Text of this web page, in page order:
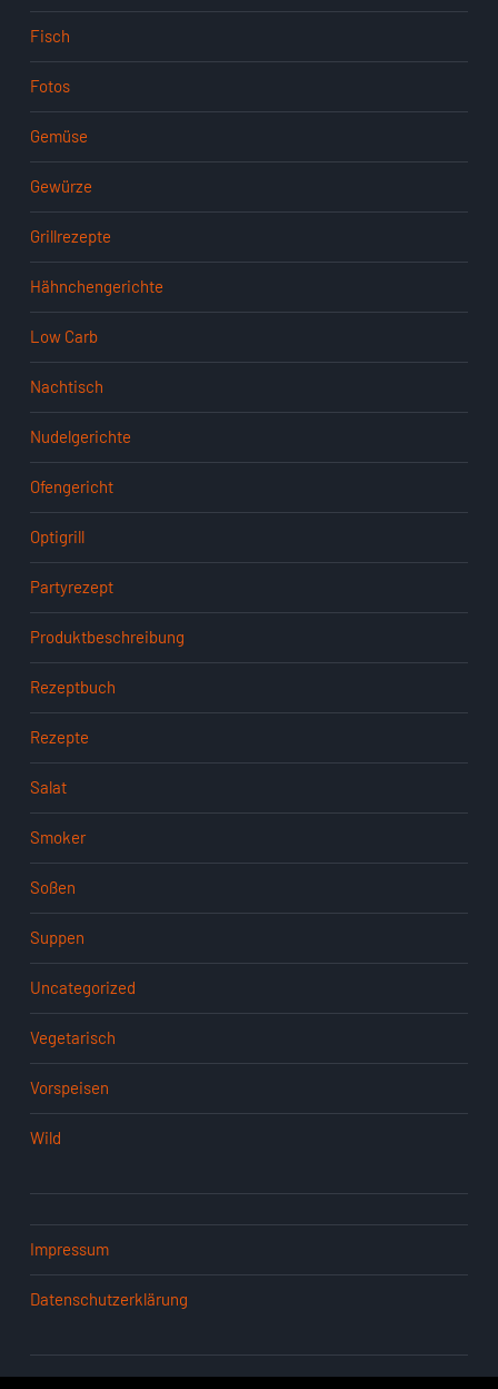
Fisch
Fotos
Gemüse
Gewürze
Grillrezepte
Hähnchengerichte
Low Carb
Nachtisch
Nudelgerichte
Ofengericht
Optigrill
Partyrezept
Produktbeschreibung
Rezeptbuch
Rezepte
Salat
Smoker
Soßen
Suppen
Uncategorized
Vegetarisch
Vorspeisen
Wild
Impressum
Datenschutzerklärung